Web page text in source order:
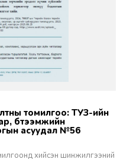
бүтээмжийн
асуудал №56
хийсэн шинжилгээний